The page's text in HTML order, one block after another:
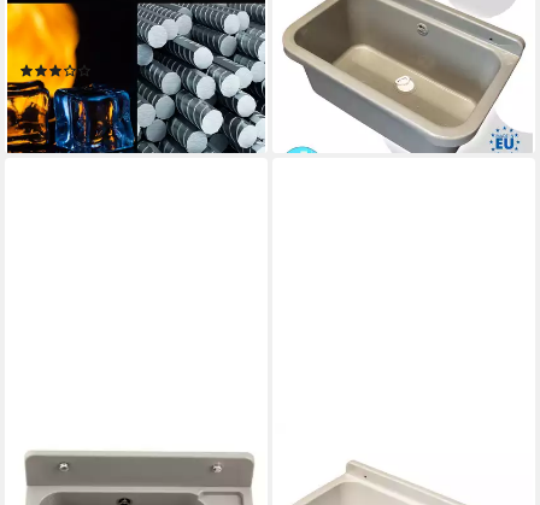
Ausgussbecken aus Stahl
emailliert weiß (Set)
49,99 €
lieferbar - in 3-4 Werktagen bei dir
mit Ablaufgarnitur und
Siphon, 18 Liter,
550x340x210 mm
55,70 €
lieferbar - in 2-3 Werktagen bei dir